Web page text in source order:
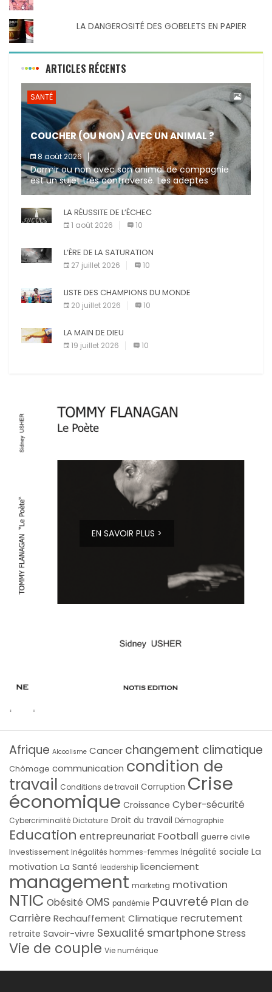
LA DANGEROSITÉ DES GOBELETS EN PAPIER
ARTICLES RÉCENTS
SANTÉ
COUCHER (OU NON) AVEC UN ANIMAL ?
8 août 2026
Dormir ou non avec son animal de compagnie
est un sujet très controversé. Les adeptes
affirment que la présence de leur compagnon à
LA RÉUSSITE DE L’ÉCHEC
1 août 2026 10
L’ÈRE DE LA SATURATION
27 juillet 2026 10
LISTE DES CHAMPIONS DU MONDE
20 juillet 2026 10
LA MAIN DE DIEU
19 juillet 2026 10
EN SAVOIR PLUS >
Afrique Alcoolisme Cancer changement climatique
Chômage communication condition de
travail Conditions de travail Corruption Crise
économique Croissance Cyber-sécurité
Cybercriminalité Dictature Droit du travail Démographie
Education entrepreunariat Football guerre civile
Investissement Inégalités hommes-femmes Inégalité sociale La
motivation La Santé leadership licenciement
management marketing motivation
NTIC Obésité OMS pandémie Pauvreté Plan de
Carrière Rechauffement Climatique recrutement
retraite Savoir-vivre Sexualité smartphoneStress
Vie de couple Vie numérique